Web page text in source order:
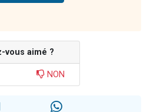
vous aimé ?
NON